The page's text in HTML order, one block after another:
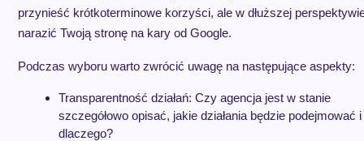
przynieść krótkoterminowe korzyści, ale w dłuższej
narazić Twoją stronę na kary od Google.
Podczas wyboru warto zwrócić uwagę na następujące aspekty:
Transparentność działań: Czy agencja jest w stanie
szczegółowo opisać, jakie działania będzie podejmować i
dlaczego?